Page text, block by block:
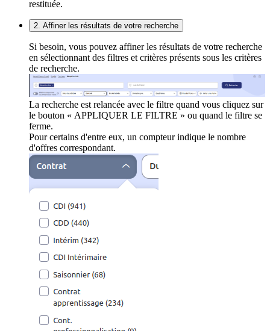
restituée.
2. Affiner les résultats de votre recherche
Si besoin, vous pouvez affiner les résultats de votre recherche
en sélectionnant des filtres et critères présents sous les critères
de recherche.
La recherche est relancée avec le filtre quand vous cliquez sur
le bouton « APPLIQUER LE FILTRE » ou quand le filtre se
ferme.
Pour certains d'entre eux, un compteur indique le nombre
d'offres correspondant.